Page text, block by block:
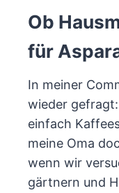
Ob
für
In meiner
wieder
einfach
meine Oma
wenn wir
gärtnern und